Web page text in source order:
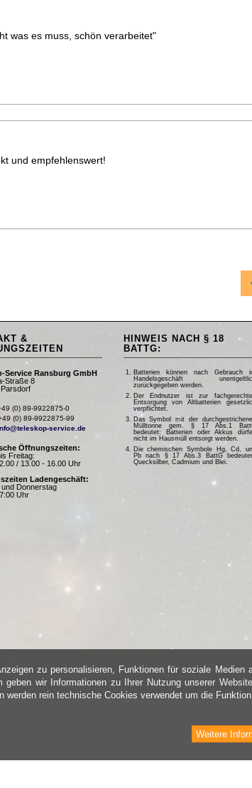
was es muss, schön verarbeitet"
und empfehlenswert!
&
Service Ransburg GmbH
Straße 8
(0) 89-9922875-0
(0) 89-9922875-99
service.de
Öffnungszeiten:
Freitag:
/ 13.00 - 16.00 Uhr
Ladengeschäft:
und Donnerstag
Uhr
HINWEIS NACH § 18
BATTG:
Batterien können nach Gebrauch
Handelsgeschäft
zurückgegeben werden.
Der Endnutzer ist zur
Entsorgung von Altbatterien
verpflichtet.
Das Symbol mit der
Mülltonne gem. § 17 Abs.1
bedeutet: Batterien oder Akkus
nicht im Hausmüll entsorgt werden.
Die chemischen Symbole Hg, Cd,
Pb nach § 17 Abs.3 BattG
Quecksilber, Cadmium und Blei.
zu personalisieren, Funktionen für soziale Medien
geben wir Informationen zu Ihrer Nutzung unserer
werden rein technische Cookies verwendet um die
Weitere